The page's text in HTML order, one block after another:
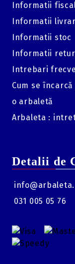
Informatii
Informatii
Informatii stoc
Informatii retur
Intrebari
Cum se
o arbaletă
Arbaleta :
Detalii de
031 005 05 76